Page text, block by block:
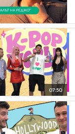
07:50